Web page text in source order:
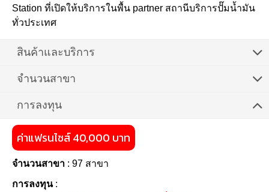
Station ที่เปิดให้บริการในพื้น partner สถานีบริการปั๊มน้ำมัน
ทั่วประเทศ
สินค้าและบริการ
จำนวนสาขา
การลงทุน
ค่าแฟรนไชส์ 40,000 บาท
จำนวนสาขา : 97 สาขา
การลงทุน: